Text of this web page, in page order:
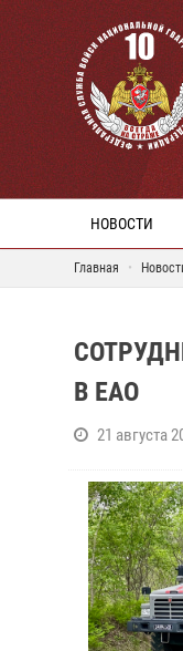
НОВОСТИ
Главная
В ЕАО
21 августа